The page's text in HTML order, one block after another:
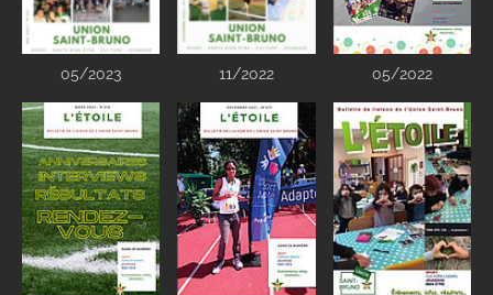
05/2023 11/2022 05/2022